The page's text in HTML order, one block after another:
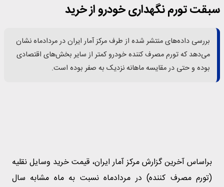
سبقت تورم نگهداری خودرو از خرید
بررسی داده‌های منتشر شده از طرف مرکز آمار ایران در مردادماه نشان
می‌دهد که تورم مصرف کننده خودرو کمتر از سایر بخش‌‌‌‌های اقتصادی
بوده و حتی در مقایسه ماهانه نزدیک به صفر بوده است.
براساس آخرین گزارش مرکز آمار ایران، قیمت خرید وسایل نقلیه
(تورم مصرف کننده) در مردادماه نسبت به ماه مشابه سال